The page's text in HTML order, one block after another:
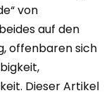
von
auf den
offenbaren sich
Dieser Artikel